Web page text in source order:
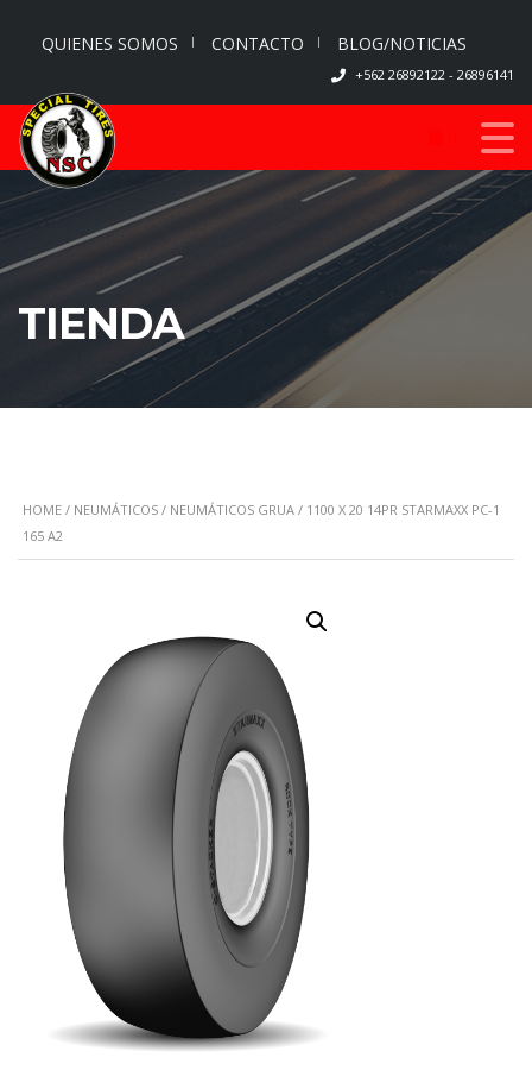
QUIENES SOMOS CONTACTO BLOG/NOTICIAS
+562 26892122 - 26896141
TIENDA
HOME / NEUMÁTICOS / NEUMÁTICOS GRUA / 1100 X 20 14PR STARMAXX PC-1
165 A2